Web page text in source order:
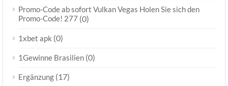
Promo-Code ab sofort Vulkan Vegas Holen Sie sich den
Promo-Code! 277 (0)
1xbet apk (0)
1Gewinne Brasilien (0)
Ergänzung (17)